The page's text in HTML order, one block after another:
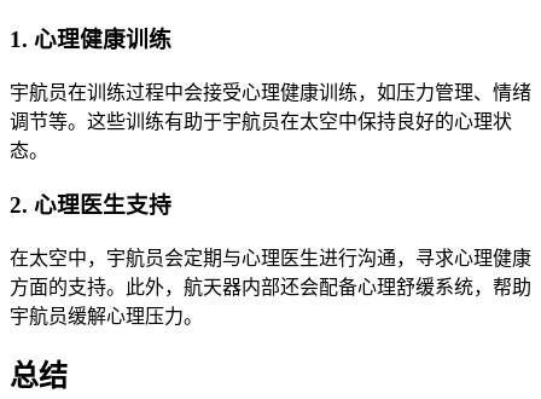
1. 心理健康训练
宇航员在训练过程中会接受心理健康训练，如压力管理、情绪
调节等。这些训练有助于宇航员在太空中保持良好的心理状
态。
2. 心理医生支持
在太空中，宇航员会定期与心理医生进行沟通，寻求心理健康
方面的支持。此外，航天器内部还会配备心理舒缓系统，帮助
宇航员缓解心理压力。
总结